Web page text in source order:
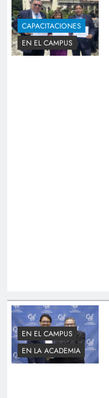
CAPACITACIONES
EN EL CAMPUS
EN EL CAMPUS
EN LA ACADEMIA